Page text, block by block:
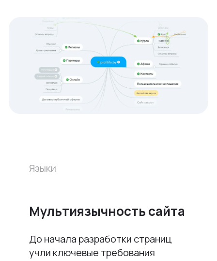
Языки
Мультиязычность сайта
До начала разработки страниц
учли ключевые требования